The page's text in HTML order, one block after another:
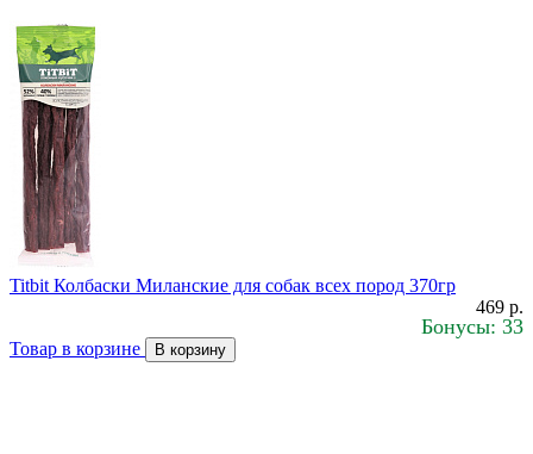
Titbit Колбаски Миланские для собак всех пород 370гр
469 р.
Бонусы: 33
Товар в корзине В корзину